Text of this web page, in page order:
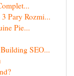
Pary Rozmi...
Pie...
SEO...